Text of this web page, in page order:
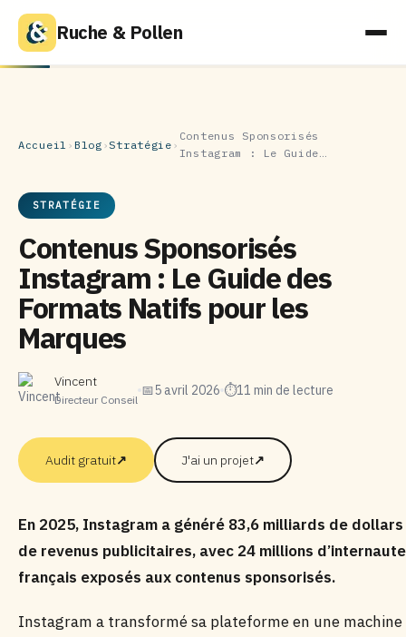
Ruche & Pollen
Accueil › Blog ›Stratégie ›
Contenus Sponsorisés
Instagram : Le Guide…
STRATÉGIE
Contenus Sponsorisés
Instagram : Le Guide des
Formats Natifs pour les
Marques
Vincent
Directeur Conseil
📅5 avril 2026 ⏱11 min de lecture
Audit gratuit↗ J'ai un projet↗
En 2025, Instagram a généré 83,6 milliards de dollars
de revenus publicitaires, avec 24 millions
français exposés aux contenus sponsorisés.
Instagram a transformé sa plateforme en une machine